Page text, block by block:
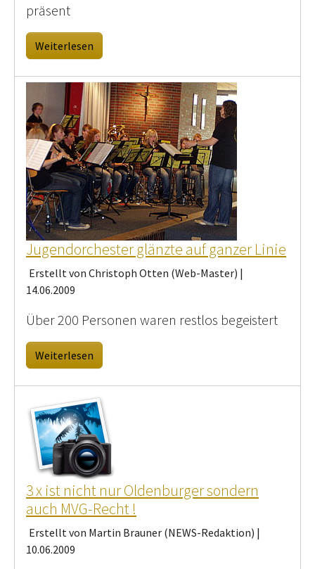
präsent
Weiterlesen
Jugendorchester glänzte auf ganzer Linie
Erstellt von Christoph Otten (Web-Master) |
14.06.2009
Über 200 Personen waren restlos begeistert
Weiterlesen
3 x ist nicht nur Oldenburger sondern
auch MVG-Recht !
Erstellt von Martin Brauner (NEWS-Redaktion) |
10.06.2009